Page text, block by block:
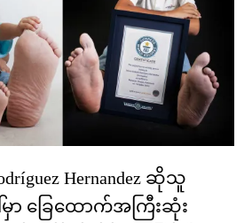
Hernandez ဆိုသူ
မှာ ခြေထောက်အကြီးဆုံး